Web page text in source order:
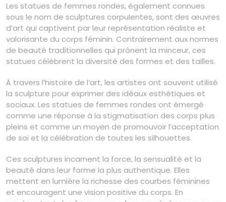
Les statues de femmes rondes, également connues
sous le nom de sculptures corpulentes, sont des œuvres
d’art qui captivent par leur représentation réaliste et
valorisante du corps féminin. Contrairement aux normes
de beauté traditionnelles qui prônent la minceur, ces
statues célèbrent la diversité des formes et des tailles.
À travers l’histoire de l’art, les artistes ont souvent utilisé
la sculpture pour exprimer des idéaux esthétiques et
sociaux. Les statues de femmes rondes ont émergé
comme une réponse à la stigmatisation des corps plus
pleins et comme un moyen de promouvoir l’acceptation
de soi et la célébration de toutes les silhouettes.
Ces sculptures incarnent la force, la sensualité et la
beauté dans leur forme la plus authentique. Elles
mettent en lumière la richesse des courbes féminines
et encouragent une vision positive du corps. En